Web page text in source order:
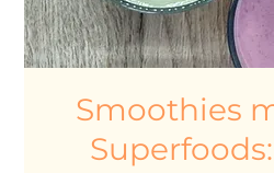
Smoothies